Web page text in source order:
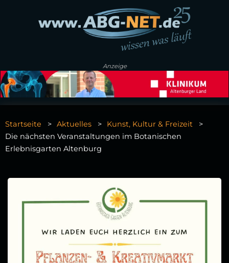
Anzeige
Startseite Aktuelles
Kunst, Kultur & Freizeit
Die nächsten Veranstaltungen im Botanischen
Erlebnisgarten Altenburg